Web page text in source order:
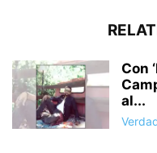
Con
al...